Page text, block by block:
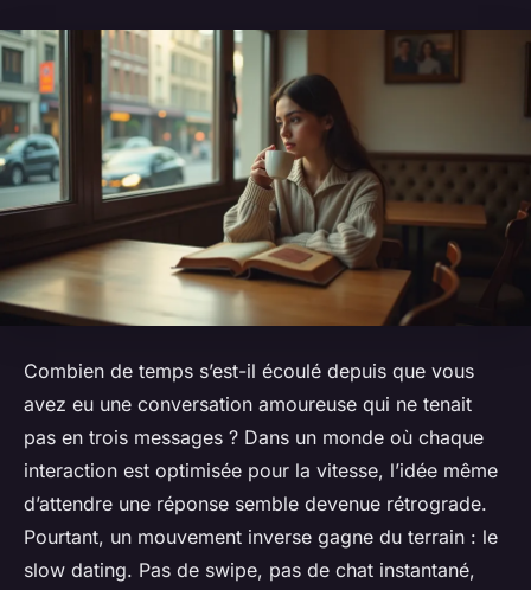
Combien de temps s’est-il écoulé depuis que vous
avez eu une conversation amoureuse qui ne tenait
pas en trois messages ? Dans un monde où chaque
interaction est optimisée pour la vitesse, l’idée même
d’attendre une réponse semble devenue rétrograde.
Pourtant, un mouvement inverse gagne du terrain : le
slow dating. Pas de swipe, pas de chat instantané,